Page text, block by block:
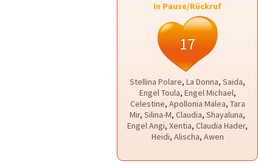
In Pause/Rückruf
17
Stellina Polare, La Donna, Saida,
Engel Toula, Engel Michael,
Celestine, Apollonia Malea, Tara
Mir, Silina-M, Claudia, Shayaluna,
Engel Angi, Xentia, Claudia Hader,
Heidi, Alischa, Awen